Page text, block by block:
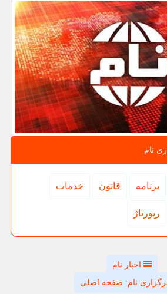
نام
برنامه قانون خدمات
رپورتاژ
اخبار نام
نام: صفحه اصلی